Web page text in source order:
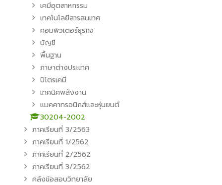
เคมีอุตสาหกรรม
เทคโนโลยีสารสนเทศ
คอมพิวเตอร์ธุรกิจ
บัญชี
พื้นฐาน
ภาษาต่างประเทศ
ปิโตรเคมี
เทคนิคพลังงาน
แมคคาทรอนิกส์และหุ่นยนต์
30204-2002
ภาคเรียนที่ 3/2563
ภาคเรียนที่ 1/2562
ภาคเรียนที่ 2/2562
ภาคเรียนที่ 3/2562
คลังข้อสอบวิทยาลัย